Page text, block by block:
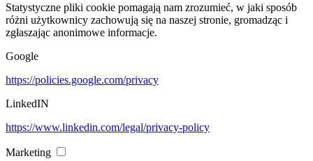
Statystyczne pliki cookie pomagają nam zrozumieć, w jaki sposób
różni użytkownicy zachowują się na naszej stronie, gromadząc i
zgłaszając anonimowe informacje.
Google
https://policies.google.com/privacy
LinkedIN
https://www.linkedin.com/legal/privacy-policy
Marketing